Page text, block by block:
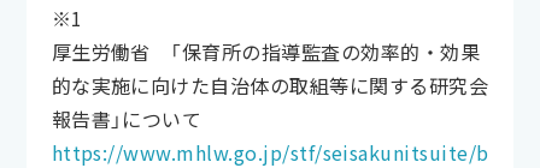
※1
厚生労働省 「保育所の指導監査の効率的・効果
的な実施に向けた自治体の取組等に関する研究会
報告書」について
https://www.mhlw.go.jp/stf/seisakunitsuite/